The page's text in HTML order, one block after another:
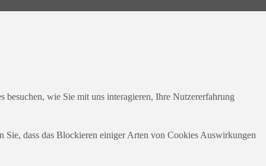
wie Sie mit uns interagieren, Ihre Nutzererfahrung
Sie, dass das Blockieren einiger Arten von Cookies Auswirkungen